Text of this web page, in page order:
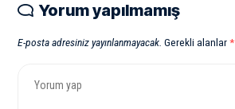
Yorum yapılmamış
E-posta adresiniz yayınlanmayacak. Gerekli alanlar*